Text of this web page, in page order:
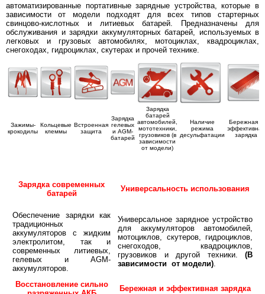
автоматизированные портативные зарядные устройства, которые в
зависимости от модели подходят для всех типов стартерных
свинцово-кислотных и литиевых батарей. Предназначены для
обслуживания и зарядки аккумуляторных батарей, используемых в
легковых и грузовых автомобилях, мотоциклах, квадроциклах,
снегоходах, гидроциклах, скутерах и прочей технике.
Зажимы-
крокодилы
Кольцевые
клеммы
Встроенная
защита
Зарядка
гелевых
и AGM-
батарей
Зарядка
батарей
автомобилей,
мототехники,
грузовиков (в
зависимости
от модели)
Наличие
режима
десульфатации
Бережная и
эффективная
зарядка
Зарядка современных
батарей
Универсальность использования
Обеспечение зарядки как
традиционных
аккумуляторов с жидким
электролитом, так и
современных литиевых,
гелевых и AGM-
аккумуляторов.
Универсальное зарядное устройство
для аккумуляторов автомобилей,
мотоциклов, скутеров, гидроциклов,
снегоходов, квадроциклов,
грузовиков и другой техники. (В
зависимости от модели)
Восстановление сильно
Бережная и эффективная зарядка